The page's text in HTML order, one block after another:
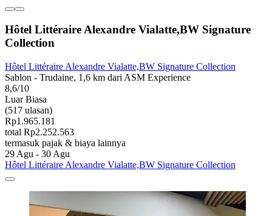
Hôtel Littéraire Alexandre Vialatte,BW Signature
Collection
Hôtel Littéraire Alexandre Vialatte,BW Signature Collection
Sablon - Trudaine, 1,6 km dari ASM Experience
8,6/10
Luar Biasa
(517 ulasan)
Rp1.965.181
total Rp2.252.563
termasuk pajak & biaya lainnya
29 Agu - 30 Agu
Hôtel Littéraire Alexandre Vialatte,BW Signature Collection